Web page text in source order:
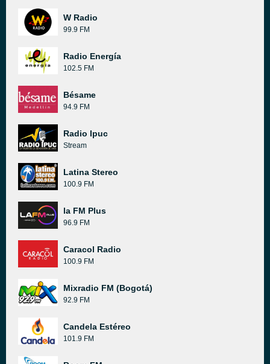
W Radio
99.9 FM
Radio Energía
102.5 FM
Bésame
94.9 FM
Radio Ipuc
Stream
Latina Stereo
100.9 FM
la FM Plus
96.9 FM
Caracol Radio
100.9 FM
Mixradio FM (Bogotá)
92.9 FM
Candela Estéreo
101.9 FM